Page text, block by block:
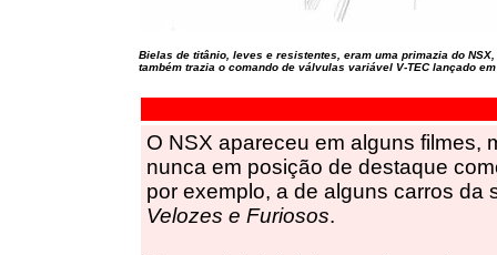
Bielas de titânio, leves e resistentes, eram uma primazia do NSX,
também trazia o comando de válvulas variável V-TEC lançado
O NSX apareceu em alguns filmes,
nunca em posição de destaque
por exemplo, a de alguns carros da
Velozes e Furiosos.